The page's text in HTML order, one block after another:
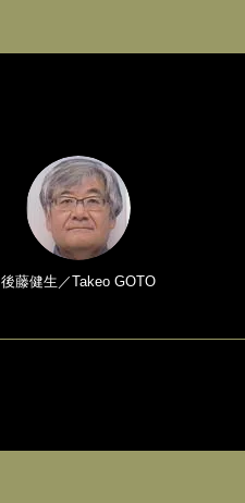
後藤健生／Takeo GOTO